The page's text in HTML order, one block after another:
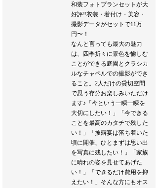
和装フォトプランセットが大
好評‼︎衣装・着付け・美容・
撮影データがセットで11万
円〜！
なんと言っても最大の魅力
は、四季折々に景色を愉しむ
ことができる庭園とクラシカ
ルなチャペルでの撮影ができ
ること。2人だけの貸切空間
で思う存分お楽しみいただけ
ます♪「今という一瞬一瞬を
大切にしたい！」「今できる
ことを最高のカタチで残した
い！」「披露宴は落ち着いた
頃に開催、ひとまずは思い出
を写真に残したい！」「家族
に晴れの姿を見せてあげた
い！」「できるだけ費用を抑
えたい！」そんな方にもオス